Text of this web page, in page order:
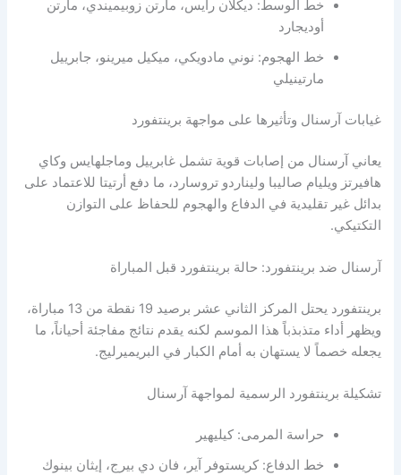
خط الوسط: ديكلان رايس، مارتن زوبيميندي، مارتن
أوديجارد
خط الهجوم: نوني مادويكي، ميكيل ميرينو، جابرييل
مارتينيلي
غيابات آرسنال وتأثيرها على مواجهة برينتفورد
يعاني آرسنال من إصابات قوية تشمل غابرييل وماجلهايس وكاي
هافيرتز ويليام صاليبا وليناردو تروسارد، ما دفع أرتيتا للاعتماد على
بدائل غير تقليدية في الدفاع والهجوم للحفاظ على التوازن
التكتيكي.
آرسنال ضد برينتفورد: حالة برينتفورد قبل المباراة
برينتفورد يحتل المركز الثاني عشر برصيد 19 نقطة من 13 مباراة،
ويظهر أداء متذبذباً هذا الموسم لكنه يقدم نتائج مفاجئة أحياناً، ما
يجعله خصماً لا يستهان به أمام الكبار في البريميرليج.
تشكيلة برينتفورد الرسمية لمواجهة آرسنال
حراسة المرمى: كيليهير
خط الدفاع: كريستوفر آير، فان دي بيرج، إيثان بينوك